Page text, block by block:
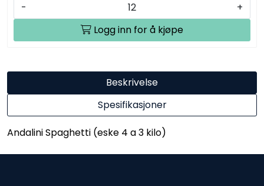
-
+
Logg inn for å kjøpe
Beskrivelse
Spesifikasjoner
Andalini Spaghetti (eske 4 a 3 kilo)